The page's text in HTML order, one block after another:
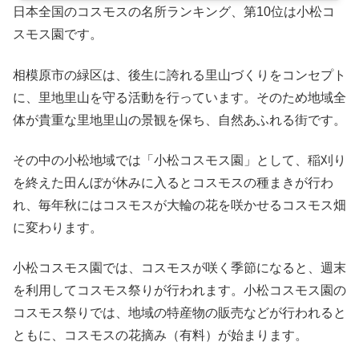
日本全国のコスモスの名所ランキング、第10位は小松コ
スモス園です。
相模原市の緑区は、後生に誇れる里山づくりをコンセプト
に、里地里山を守る活動を行っています。そのため地域全
体が貴重な里地里山の景観を保ち、自然あふれる街です。
その中の小松地域では「小松コスモス園」として、稲刈り
を終えた田んぼが休みに入るとコスモスの種まきが行わ
れ、毎年秋にはコスモスが大輪の花を咲かせるコスモス畑
に変わります。
小松コスモス園では、コスモスが咲く季節になると、週末
を利用してコスモス祭りが行われます。小松コスモス園の
コスモス祭りでは、地域の特産物の販売などが行われると
ともに、コスモスの花摘み（有料）が始まります。